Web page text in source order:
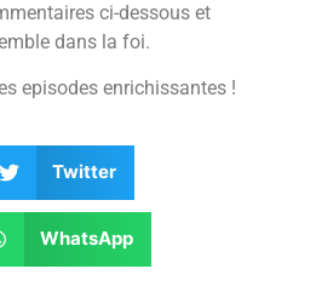
ci-dessous et
dans la foi.
episodes enrichissantes !
Twitter
WhatsApp